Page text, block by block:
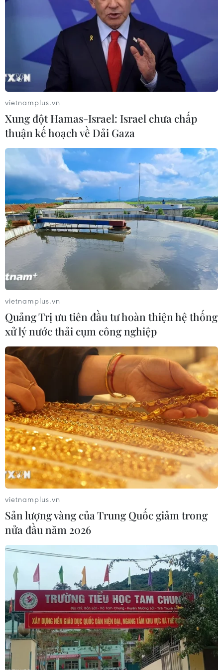
#Thương mại Mỹ-Eu
#Căng thẳng thương mại Mỹ-EU
#Mỹ áp thuế quan
Trung Quốc
Theo dõi VietnamPlus
MỸ ÁP THUẾ ĐỐI ỨNG
Mỹ hoàn trả khoảng 100 tỷ USD thuế quan sau
phán quyết của Tòa án Tối cao
Hoa Kỳ áp thuế bổ sung: Thị trường chứng
khoán đã phản ánh phần lớn thông tin
Hoa Kỳ áp thuế bổ sung: Doanh nghiệp dệt
may bị tác động như thế nào?
Làn sóng thuế quan mới tác động thế nào đến
nền kinh tế Mỹ?
Chính sách thuế mới của Hoa Kỳ cần dựa trên
đánh giá khách quan, toàn diện
TIN LIÊN QUAN
vietnamplus.vn
Xung đột Hamas-Israel: Israel chưa chấp
thuận kế hoạch về Dải Gaza
vietnamplus.vn
Quảng Trị ưu tiên đầu tư hoàn thiện hệ thống
xử lý nước thải cụm công nghiệp
vietnamplus.vn
Sản lượng vàng của Trung Quốc giảm trong
nửa đầu năm 2026